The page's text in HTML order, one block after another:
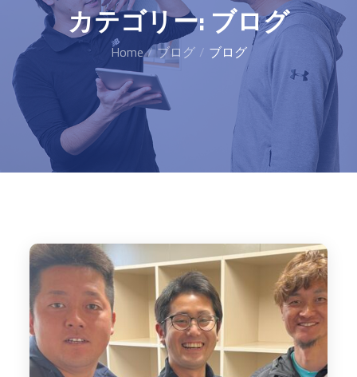
カテゴリー: ブログ
Home ブログ ブログ